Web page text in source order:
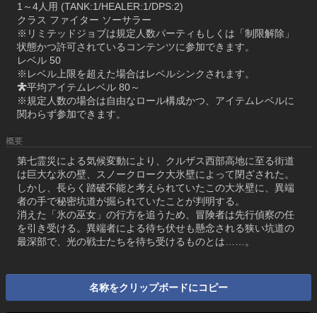
1～4人用 (TANK:1/HEALER:1/DPS:2)
クラス ファイター ソーサラー
※リミテッドジョブは規定人数パーティもしくは「制限解除」
状態かつ許可されているコンテンツに参加できます。
レベル 50
※レベル上限を超えた場合はレベルシンクされます。
平均アイテムレベル 80～
※規定人数の場合は自由なロール構成かつ、アイテムレベルに
関わらず参加できます。
概要
第七霊災による気候変動により、クルザス西部高地に至る街道
は巨大な氷の壁、スノークローク大氷壁によって閉ざされた。
しかし、長らく踏破不能と考えられていたこの大氷壁に、異端
者の手で秘密坑道が掘られていたことが判明する。
消えた「氷の巫女」の行方を追うため、冒険者は先行偵察の任
を引き受ける。異端者による待ち伏せも懸念される狭い坑道の
最深部で、光の戦士たちを待ち受けるものとは……。
名称をクリップボードにコピー